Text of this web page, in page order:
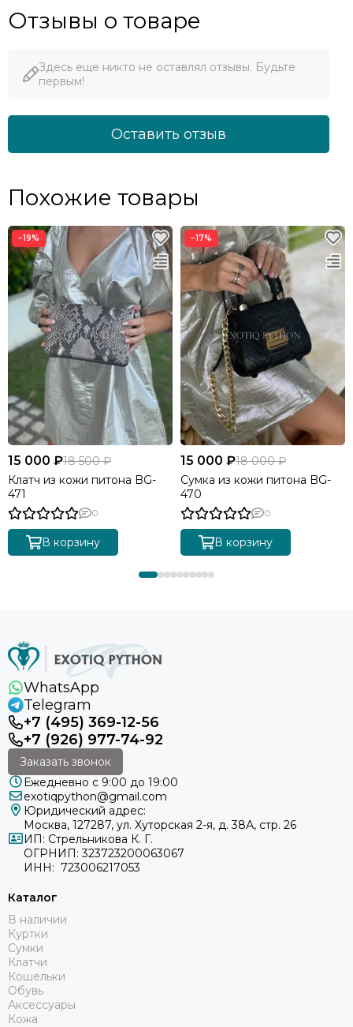
Отзывы о товаре
Здесь еще никто не оставлял отзывы. Будьте
первым!
Оставить отзыв
Похожие товары
−19%
15 000 ₽18 500 ₽
Клатч из кожи питона BG-
471
0
В корзину
−17%
15 000 ₽18 000 ₽
Сумка из кожи питона BG-
470
0
В корзину
WhatsApp
Telegram
+7 (495) 369-12-56
+7 (926) 977-74-92
Заказать звонок
Ежедневно с 9:00 до 19:00
exotiqpython@gmail.com
Юридический адрес:
Москва, 127287, ул. Хуторская 2-я, д. 38А, стр. 26
ИП: Стрельникова К. Г.
ОГРНИП: 323723200063067
ИНН: 723006217053
Каталог
В наличии
Куртки
Сумки
Клатчи
Кошельки
Обувь
Аксессуары
Кожа